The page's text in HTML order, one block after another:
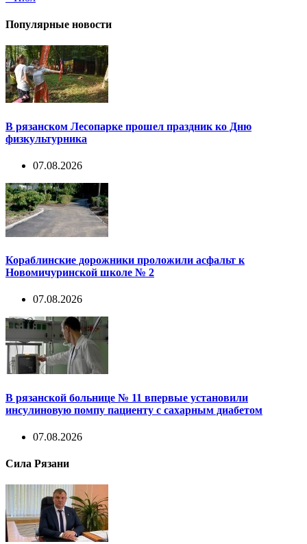
Популярные новости
В рязанском Лесопарке прошел праздник ко Дню
физкультурника
07.08.2026
Кораблинские дорожники проложили асфальт к
Новомичуринской школе № 2
07.08.2026
В рязанской больнице № 11 впервые установили
инсулиновую помпу пациенту с сахарным диабетом
07.08.2026
Сила Рязани